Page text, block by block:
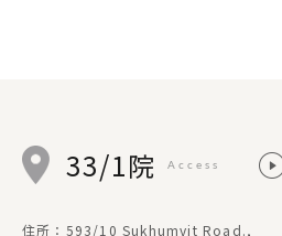
33/1院 Access
住所：593/10 Sukhumvit Road.,